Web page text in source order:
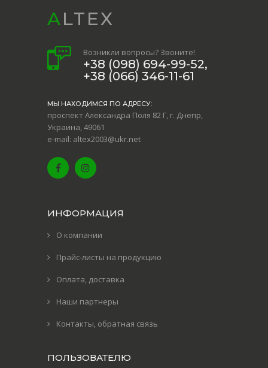
ALTEX
Возникли вопросы? Звоните!
+38 (098) 694-99-52,
+38 (066) 346-11-61
МЫ НАХОДИМСЯ ПО АДРЕСУ:
проспект Александра Поля 82 Г, г. Днепр,
Украина, 49061
e-mail: altex2003@ukr.net
ИНФОРМАЦИЯ
О компании
Прайс-листы на продукцию
Оплата, доставка
Наши партнеры
Контакты, обратная связь
ПОЛЬЗОВАТЕЛЮ